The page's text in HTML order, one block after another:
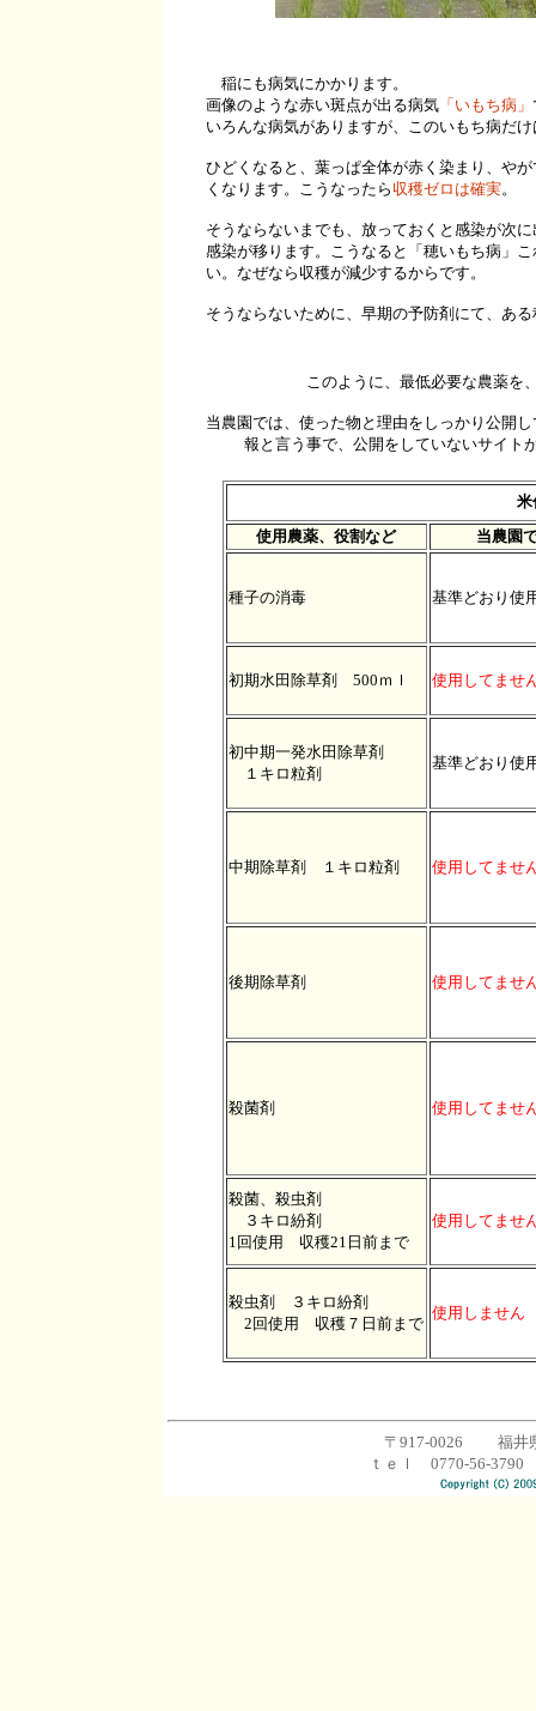
稲にも病気にかかります。
画像のような赤い斑点が出る病気「いもち病」
いろんな病気がありますが、このいもち病だ
ひどくなると、葉っぱ全体が赤く染まり、や
くなります。こうなったら 収穫ゼロは確実。
そうならないまでも、放っておくと感染が次
感染が移ります。こうなると「穂いもち病」
い。なぜなら収穫が減少するからです。
そうならないために、早期の予防剤にて、あ
このように、最低必要な農薬を
当農園では、使った物と理由をしっかり公開し
報と言う事で、公開をしていないサイ
米
使用農薬、役割など
当農園
種子の消毒 基準どおり使
初期水田除草剤 500ｍｌ 使用してませ
初中期一発水田除草剤
１キロ粒剤
基準どおり使
中期除草剤 １キロ粒剤 使用してませ
後期除草剤 使用してませ
殺菌剤 使用してませ
殺菌、殺虫剤
３キロ紛剤
1回使用 収穫21日前まで
使用してませ
殺虫剤 ３キロ紛剤
2回使用 収穫７日前まで
使用しません
〒917-0026 福井
ｔｅｌ 0770-56-